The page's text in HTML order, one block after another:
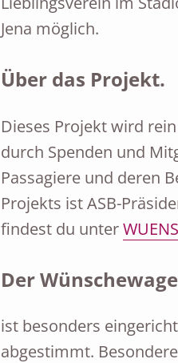
Jena möglich.
Über das Projekt.
Dieses Projekt wird
durch Spenden und
Passagiere und deren
Projekts ist ASB-
findest du unter
Der
ist besonders
abgestimmt.